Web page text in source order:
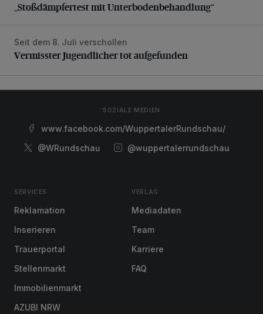
„Stoßdämpfertest mit Unterbodenbehandlung“
Vermisster Jugendlicher tot aufgefunden
Seit dem 8. Juli verschollen
Vermisster Jugendlicher tot aufgefunden
SOZIALE MEDIEN
www.facebook.com/WuppertalerRundschau/
@WRundschau
@wuppertalerrundschau
SERVICES
Reklamation
Inserieren
Trauerportal
Stellenmarkt
Immobilienmarkt
AZUBI NRW
VERLAG
Mediadaten
Team
Karriere
FAQ